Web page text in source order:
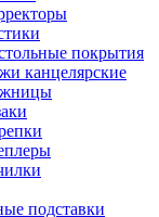
покрытия
канцелярские
подставки